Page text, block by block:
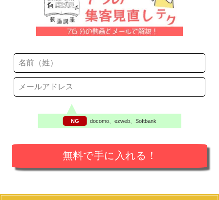
NG docomo、ezweb、Softbank